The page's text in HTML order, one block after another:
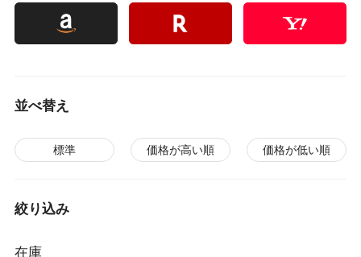
並べ替え
標準 価格が高い順 価格が低い順
絞り込み
在庫